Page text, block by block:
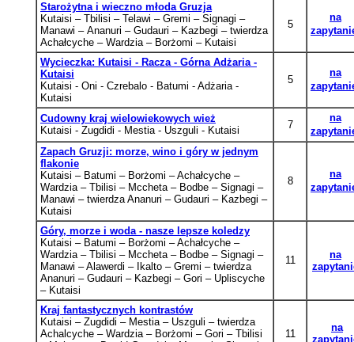
Starożytna i wieczno młoda Gruzja
Kutaisi – Tbilisi – Telawi – Gremi – Signagi –
Manawi – Ananuri – Gudauri – Kazbegi – twierdza
Achałcyche – Wardzia– Borżomi – Kutaisi
5
na
Wycieczka: Kutaisi - Racza - Górna Adżaria -
Kutaisi
Kutaisi - Oni - Czrebalo - Batumi - Adżaria -
Kutaisi
5
na
Cudowny kraj wielowiekowych wież
Kutaisi - Zugdidi - Mestia - Uszguli - Kutaisi
7
na
Zapach Gruzji: morze, wino i góry w jednym
flakonie
Kutaisi –Batumi –Borżomi –Achałcyche –
Wardzia –Tbilisi –Mccheta –Bodbe –Signagi –
Manawi –twierdza Ananuri – Gudauri – Kazbegi –
Kutaisi
8
na
Góry, morze i woda - nasze lepsze koledzy
Kutaisi – Batumi – Borżomi – Achałcyche –
Wardzia – Tbilisi – Mccheta– Bodbe – Signagi –
Manawi – Alawerdi –Ikalto – Gremi – twierdza
Ananuri – Gudauri – Kazbegi – Gori – Upliscyche
– Kutaisi
11
na
Kraj fantastycznych kontrastów
Kutaisi – Zugdidi – Mestia– Uszguli – twierdza
Achalcyche – Wardzia – Borżomi – Gori – Tbilisi
11
na